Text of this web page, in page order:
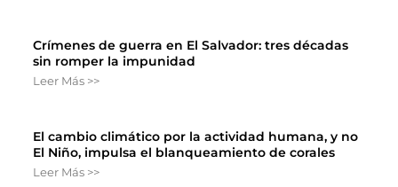
Crímenes de guerra en El Salvador: tres décadas
sin romper la impunidad
Leer Más >>
El cambio climático por la actividad humana, y no
El Niño, impulsa el blanqueamiento de corales
Leer Más >>